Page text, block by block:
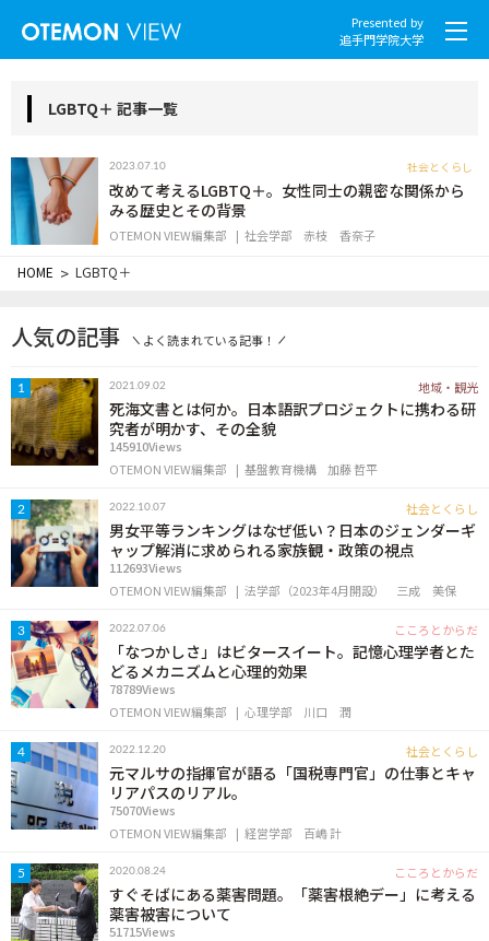
Presented by
追手門学院大学
社会とくらし
グローバル
こころとからだ
IT・メディア
地域・観光
OTEMON VIEWについて
サイトポリシー
FOLLOW US
LGBTQ＋ 記事一覧
2023.07.10 社会とくらし
改めて考えるLGBTQ＋。女性同士の親密な関係から
みる歴史とその背景
OTEMON VIEW編集部 社会学部 赤枝 香奈子
HOME > LGBTQ＋
人気の記事 よく読まれている記事！
1 2021.09.02 地域・観光
死海文書とは何か。日本語訳プロジェクトに携わる研
究者が明かす、その全貌
145910Views
OTEMON VIEW編集部
基盤教育機構 加藤 哲平
2 2022.10.07 社会とくらし
男女平等ランキングはなぜ低い？日本のジェンダーギ
ャップ解消に求められる家族観・政策の視点
112693Views
OTEMON VIEW編集部
法学部（2023年4月開設） 三成 美保
3 2022.07.06 こころとからだ
「なつかしさ」はビタースイート。記憶心理学者とた
どるメカニズムと心理的効果
78789Views
OTEMON VIEW編集部
心理学部 川口 潤
4 2022.12.20 社会とくらし
元マルサの指揮官が語る「国税専門官」の仕事とキャ
リアパスのリアル。
75070Views
OTEMON VIEW編集部
経営学部 百嶋 計
5 2020.08.24 こころとからだ
すぐそばにある薬害問題。「薬害根絶デー」に考える
薬害被害について
51715Views